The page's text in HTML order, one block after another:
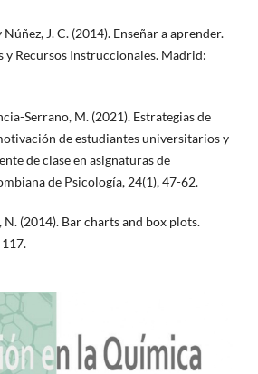
Núñez, J. C. (2014). Enseñar a aprender.
y Recursos Instruccionales. Madrid:
Serrano, M. (2021). Estrategias de
de estudiantes universitarios y
de clase en asignaturas de
de Psicología, 24(1), 47-62.
(2014). Bar charts and box plots.